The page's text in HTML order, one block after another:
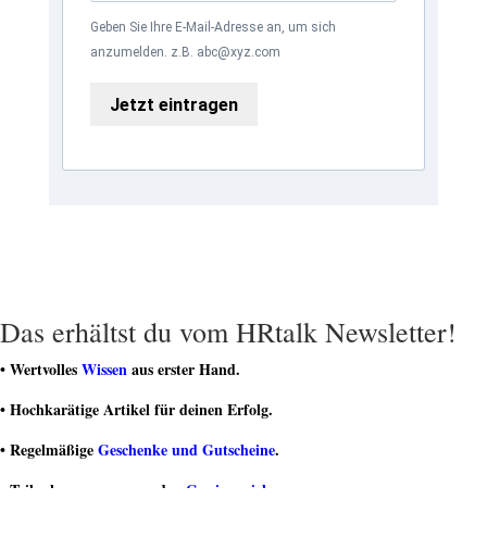
Geben Sie Ihre E-Mail-Adresse an, um sich
anzumelden. z.B. abc@xyz.com
Jetzt eintragen
Das erhältst du vom HRtalk Newsletter!
• WertvollesWissenaus erster Hand.
• Hochkarätige Artikel für deinen Erfolg.
• RegelmäßigeGeschenke und Gutscheine.
• Teilnahme an spannenden Gewinnspielen